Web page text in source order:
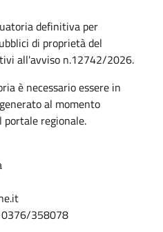
definitiva per
di proprietà del
all'avviso n.12742/2026.
è necessario essere in
al momento
regionale.
0376/358078